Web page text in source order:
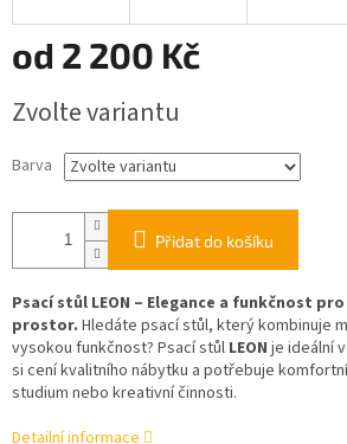
od 2 200 Kč
cena:
Zvolte variantu
Barva
Přidat do košíku
Psací stůl LEON – Elegance a funkčnost
prostor. Hledáte psací stůl, který kombinuje
vysokou funkčnost? Psací stůl LEON je ideální
si cení kvalitního nábytku a potřebuje
studium nebo kreativní činnosti.
Detailní informace